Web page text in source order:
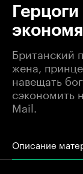
Британский
жена,
навещать
сэкономить
Mail.
Описание